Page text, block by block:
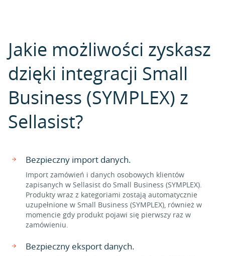
Jakie możliwości zyskasz
dzięki integracji Small
Business (SYMPLEX) z
Sellasist?
Bezpieczny import danych.
Import zamówień i danych osobowych klientów
zapisanych w Sellasist do Small Business (SYMPLEX).
Produkty wraz z kategoriami zostają automatycznie
uzupełnione w Small Business (SYMPLEX), również w
momencie gdy produkt pojawi się pierwszy raz w
zamówieniu.
Bezpieczny eksport danych.